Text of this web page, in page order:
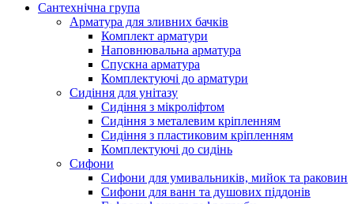
Сантехнічна група
Арматура для зливних бачків
Комплект арматури
Наповнювальна арматура
Спускна арматура
Комплектуючі до арматури
Сидіння для унітазу
Сидіння з мікроліфтом
Сидіння з металевим кріпленням
Сидіння з пластиковим кріпленням
Комплектуючі до сидінь
Сифони
Сифони для умивальників, мийок та раковин
Сифони для ванн та душових піддонів